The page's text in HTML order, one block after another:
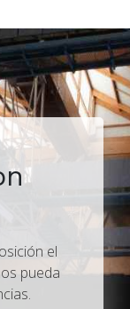
el
pueda